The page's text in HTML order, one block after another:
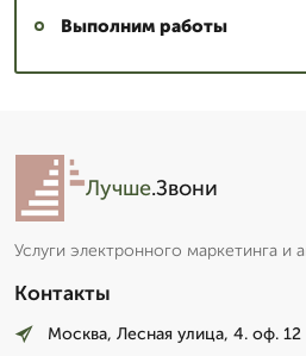
Выполним работы
Лучше.Звони
Услуги электронного маркетинга и
Контакты
Москва, Лесная улица, 4. оф. 12